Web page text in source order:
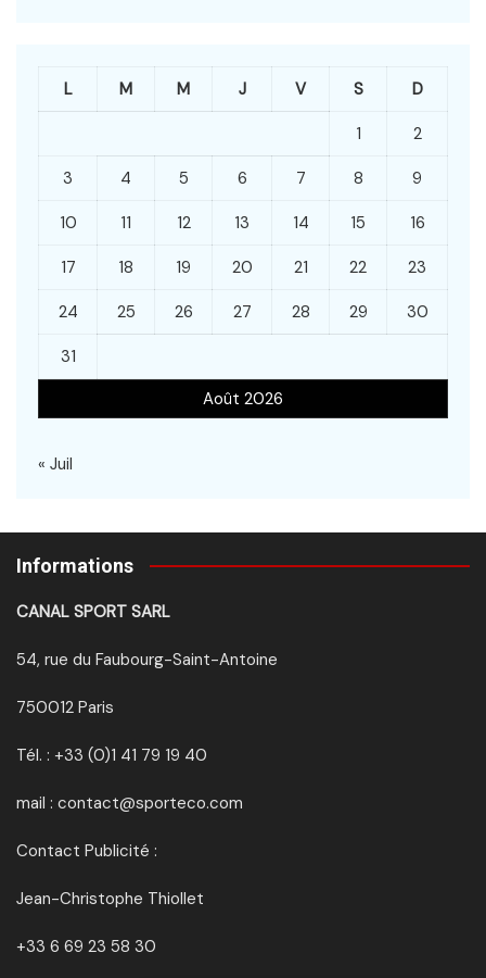
Août 2026
L M M J V S D
1 2
3 4 5 6 7 8 9
10 11 12 13 14 15 16
17 18 19 20 21 22 23
24 25 26 27 28 29 30
31
« Juil
Informations
CANAL SPORT SARL
54, rue du Faubourg-Saint-Antoine
750012 Paris
Tél. : +33 (0)1 41 79 19 40
mail : contact@sporteco.com
Contact Publicité :
Jean-Christophe Thiollet
+33 6 69 23 58 30